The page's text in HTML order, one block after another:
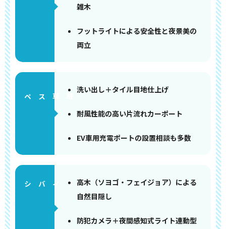
雑木
フットライトによる安全性と夜景美の
両立
洗い出し＋タイル目地仕上げ
耐風性能の高い片流れカーポート
EV車用充電ポートの設置相談も多数
高木（ソヨゴ・フェイジョア）による
自然目隠し
防犯カメラ＋夜間感知式ライト連動型